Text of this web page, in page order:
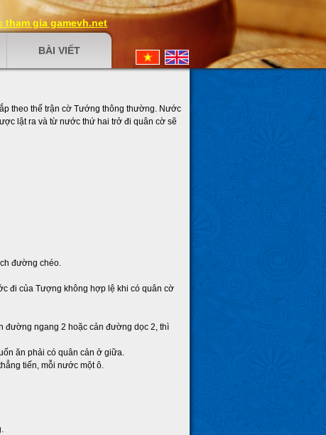
BÀI VIẾT
tham gia gamevh.net
theo thế trận cờ Tướng thông thường. Nước
lật ra và từ nước thứ hai trở đi quân cờ sẽ
đường chéo.
đi của Tượng không hợp lệ khi có quân cờ
đường ngang 2 hoặc cản đường dọc 2, thì
ăn phải có quân cản ở giữa.
tiến, mỗi nước một ô.